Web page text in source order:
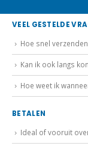
VEEL GESTELDE
Hoe snel
Kan ik ook langs
Hoe weet ik
BETALEN
Ideal of vooruit